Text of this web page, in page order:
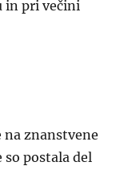
in pri večini
na znanstvene
postala del